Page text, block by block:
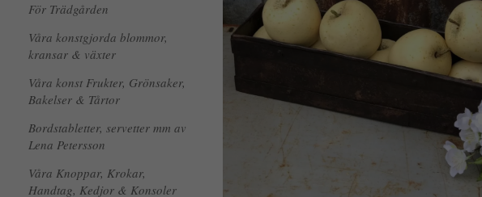
För Trädgården
Våra konstgjorda blommor,
kransar & växter
Våra konst Frukter, Grönsaker,
Bakelser & Tårtor
Bordstabletter, servetter mm av
Lena Petersson
Våra Knoppar, Krokar,
Handtag, Kedjor & Konsoler